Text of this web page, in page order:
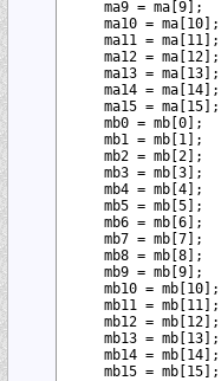
    ma9 = ma[9];
    ma10 = ma[10];
    ma11 = ma[11];
    ma12 = ma[12];
    ma13 = ma[13];
    ma14 = ma[14];
    ma15 = ma[15];
    mb0 = mb[0];
    mb1 = mb[1];
    mb2 = mb[2];
    mb3 = mb[3];
    mb4 = mb[4];
    mb5 = mb[5];
    mb6 = mb[6];
    mb7 = mb[7];
    mb8 = mb[8];
    mb9 = mb[9];
    mb10 = mb[10];
    mb11 = mb[11];
    mb12 = mb[12];
    mb13 = mb[13];
    mb14 = mb[14];
    mb15 = mb[15];